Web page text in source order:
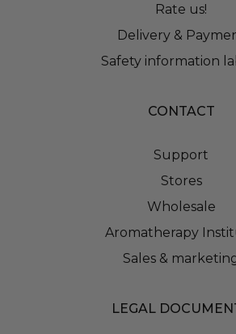
Rate us!
Delivery &
Safety information
CONTACT
Support
Stores
Wholesale
Aromatherapy
Sales &
LEGAL